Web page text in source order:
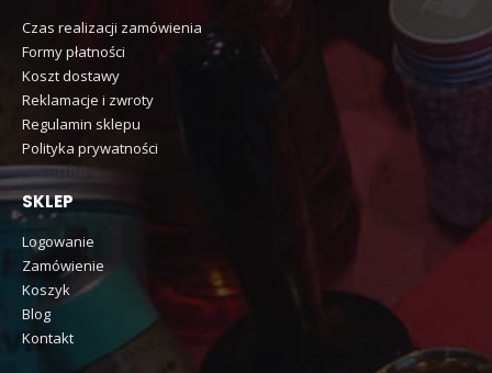
Czas realizacji zamówienia
Formy płatności
Koszt dostawy
Reklamacje i zwroty
Regulamin sklepu
Polityka prywatności
SKLEP
Logowanie
Zamówienie
Koszyk
Blog
Kontakt